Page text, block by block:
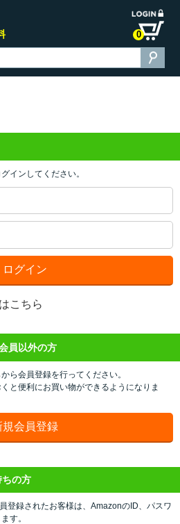
0
インしてください。
こちら
員以外の方
ら会員登録を行ってください。
と便利にお買い物ができるようになりま
の方
登録されたお客様は、AmazonのID、パスワ
す。